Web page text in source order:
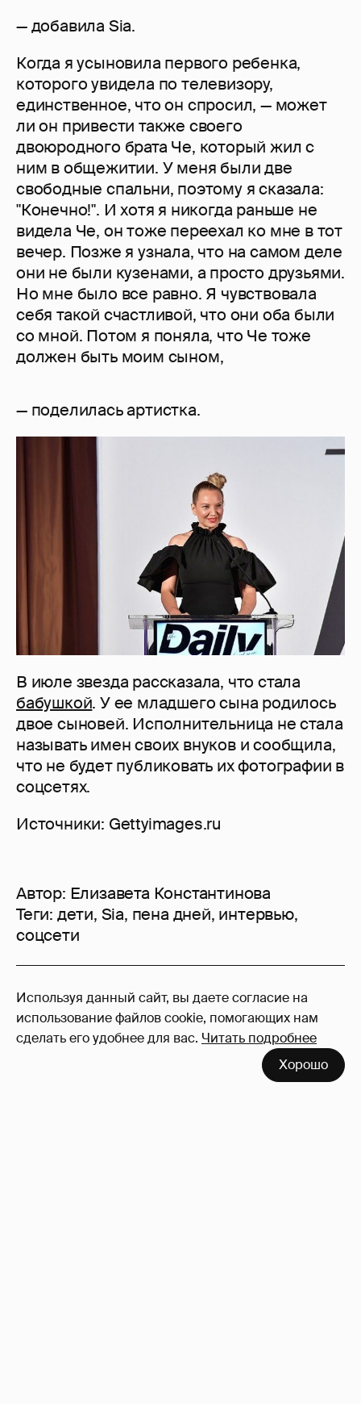
Используя данный сайт, вы даете согласие на
использование файлов cookie, помогающих нам
сделать его удобнее для вас. Читать подробнее
Хорошо
— добавила Sia.
Когда я усыновила первого ребенка,
которого увидела по телевизору,
единственное, что он спросил, — может
ли он привести также своего
двоюродного брата Че, который жил с
ним в общежитии. У меня были две
свободные спальни, поэтому я сказала:
"Конечно!". И хотя я никогда раньше не
видела Че, он тоже переехал ко мне в тот
вечер. Позже я узнала, что на самом деле
они не были кузенами, а просто друзьями.
Но мне было все равно. Я чувствовала
себя такой счастливой, что они оба были
со мной. Потом я поняла, что Че тоже
должен быть моим сыном,
— поделилась артистка.
В июле звезда рассказала, что стала
бабушкой. У ее младшего сына родилось
двое сыновей. Исполнительница не стала
называть имен своих внуков и сообщила,
что не будет публиковать их фотографии в
соцсетях.
Источники: Gettyimages.ru
Автор: Елизавета Константинова
Теги: дети, Sia, пена дней, интервью,
соцсети
23
Войдите в аккаунт, чтобы читать и
оставлять комментарии